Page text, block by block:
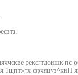
рексгтдоишк
1щпт>тх фрчяцуз^киП